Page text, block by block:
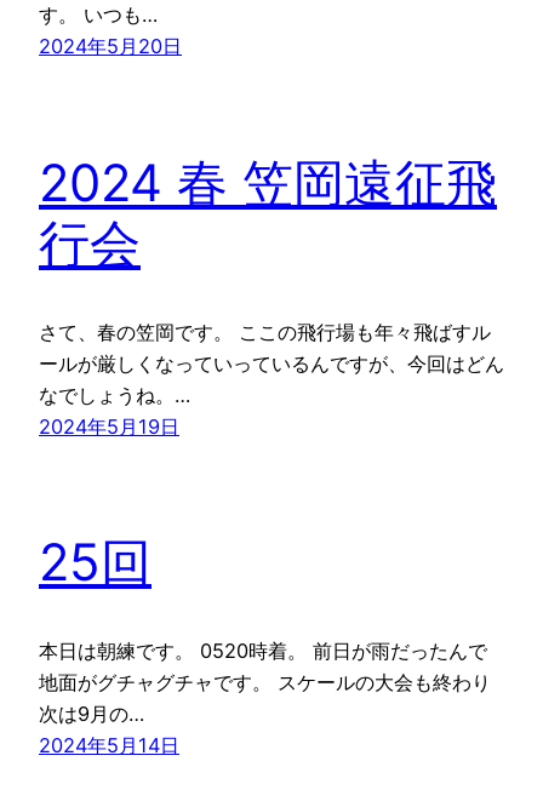
す。 いつも…
2024年5月20日
2024 春 笠岡遠征飛
行会
さて、春の笠岡です。 ここの飛行場も年々飛ばすル
ールが厳しくなっていっているんですが、今回はどん
なでしょうね。…
2024年5月19日
25回
本日は朝練です。 0520時着。 前日が雨だったんで
地面がグチャグチャです。 スケールの大会も終わり
次は9月の…
2024年5月14日